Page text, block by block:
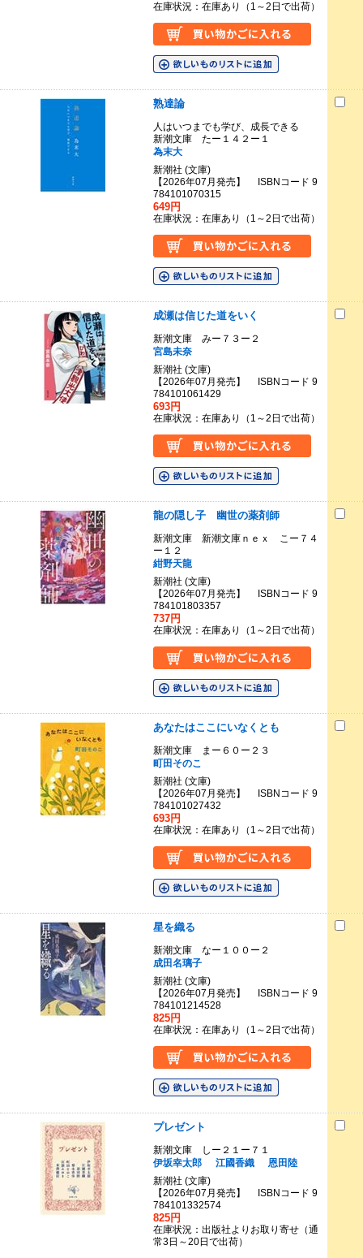
在庫状況：在庫あり（1～2日で出荷）
熟達論
人はいつまでも学び、成長できる
新潮文庫 たー１４２ー１
為末大
新潮社 (文庫)
【2026年07月発売】 ISBNコード 9
784101070315
649円
在庫状況：在庫あり（1～2日で出荷）
成瀬は信じた道をいく
新潮文庫 みー７３ー２
宮島未奈
新潮社 (文庫)
【2026年07月発売】 ISBNコード 9
784101061429
693円
在庫状況：在庫あり（1～2日で出荷）
龍の隠し子 幽世の薬剤師
新潮文庫 新潮文庫ｎｅｘ こー７４
ー１２
紺野天龍
新潮社 (文庫)
【2026年07月発売】 ISBNコード 9
784101803357
737円
在庫状況：在庫あり（1～2日で出荷）
あなたはここにいなくとも
新潮文庫 まー６０ー２３
町田そのこ
新潮社 (文庫)
【2026年07月発売】 ISBNコード 9
784101027432
693円
在庫状況：在庫あり（1～2日で出荷）
星を織る
新潮文庫 なー１００ー２
成田名璃子
新潮社 (文庫)
【2026年07月発売】 ISBNコード 9
784101214528
825円
在庫状況：在庫あり（1～2日で出荷）
プレゼント
新潮文庫 しー２１ー７１
伊坂幸太郎
江國香織
恩田陸
新潮社 (文庫)
【2026年07月発売】 ISBNコード 9
784101332574
825円
在庫状況：出版社よりお取り寄せ（通
常3日～20日で出荷）